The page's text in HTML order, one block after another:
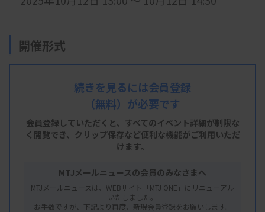
開催形式
現地開催
大阪医療技術学園専門学校 講義室
主 催
続きを見るには会員登録
（無料）が必要です
会員登録していただくと、すべてのイベント詳細が制限な
く閲覧でき、 クリップ保存など便利な機能がご利用いただ
けます。
MTJメールニュースの会員のみなさまへ
MTJメールニュースは、WEBサイト「MTJ ONE」にリニューアル
いたしました。
お手数ですが、下記より再度、新規会員登録をお願いします。